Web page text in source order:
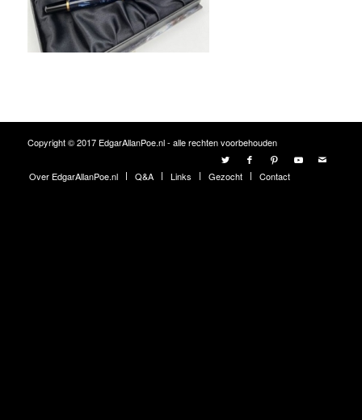
Copyright © 2017 EdgarAllanPoe.nl - alle rechten voorbehouden
Over EdgarAllanPoe.nl Q&A Links Gezocht Contact